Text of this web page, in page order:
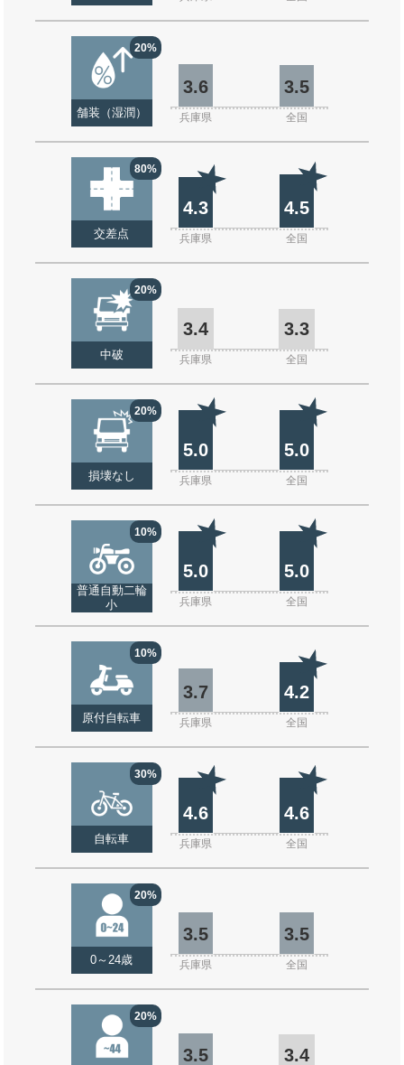
20%
舗装（湿潤）
3.6 3.5
兵庫県 全国
80%
交差点
4.3 4.5
兵庫県 全国
20%
中破
3.4 3.3
兵庫県 全国
20%
損壊なし
5.0 5.0
兵庫県 全国
10%
普通自動二輪
小
5.0 5.0
兵庫県 全国
10%
原付自転車
3.7 4.2
兵庫県 全国
30%
自転車
4.6 4.6
兵庫県 全国
20%
0～24歳
3.5 3.5
兵庫県 全国
20%
3.5 3.4